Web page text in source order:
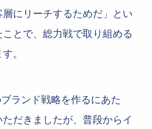
にリーチするためだ」とい
とで、総力戦で取り組める
。
ランド戦略を作るにあた
だきましたが、普段からイ